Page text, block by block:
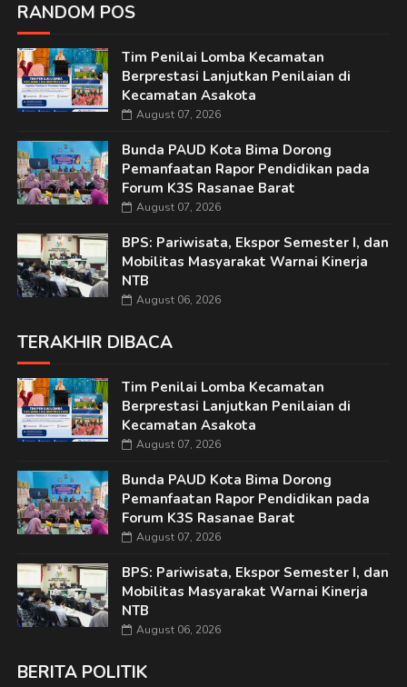
RANDOM POS
Tim Penilai Lomba Kecamatan
Berprestasi Lanjutkan Penilaian di
Kecamatan Asakota
August 07, 2026
Bunda PAUD Kota Bima Dorong
Pemanfaatan Rapor Pendidikan pada
Forum K3S Rasanae Barat
August 07, 2026
BPS: Pariwisata, Ekspor Semester I, dan
Mobilitas Masyarakat Warnai Kinerja
NTB
August 06, 2026
TERAKHIR DIBACA
Tim Penilai Lomba Kecamatan
Berprestasi Lanjutkan Penilaian di
Kecamatan Asakota
August 07, 2026
Bunda PAUD Kota Bima Dorong
Pemanfaatan Rapor Pendidikan pada
Forum K3S Rasanae Barat
August 07, 2026
BPS: Pariwisata, Ekspor Semester I, dan
Mobilitas Masyarakat Warnai Kinerja
NTB
August 06, 2026
BERITA POLITIK